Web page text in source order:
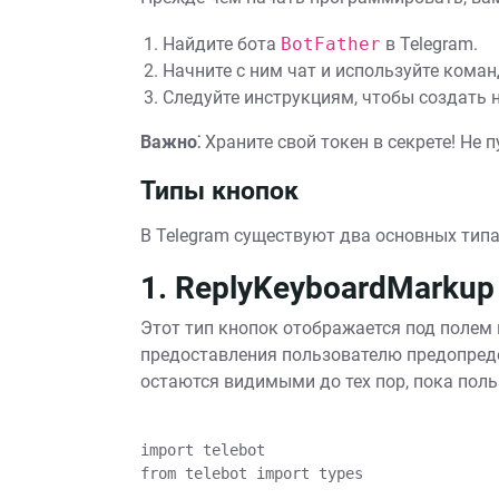
Найдите бота BotFather в Telegram.
Начните с ним чат и используйте
Следуйте инструкциям, чтобы создать
Важно⁚ Храните свой токен в секрете! Не
Типы кнопок
В Telegram существуют два основных
1.
Этот тип кнопок отображается под
предоставления пользователю
остаются видимыми до тех пор, пока
import telebot
from telebot import types